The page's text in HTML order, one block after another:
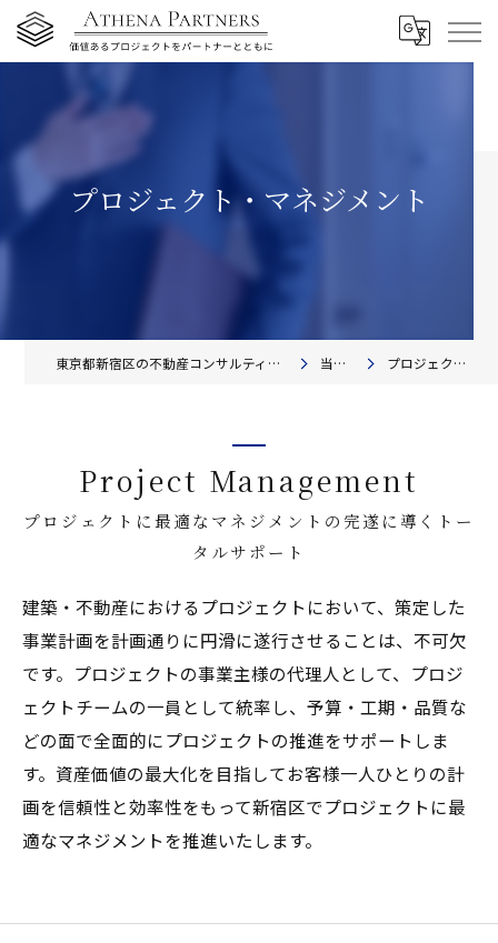
プロジェクト・マネジメント
東京都新宿区の不動産コンサルティングならアテナ・パートナーズ株式会社 当社の特徴 プロジェクト・マネジメント
プロジェクトに最適なマネジメントの完遂に導くトー
タルサポート
Project Management
建築・不動産におけるプロジェクトにおいて、策定した
事業計画を計画通りに円滑に遂行させることは、不可欠
です。プロジェクトの事業主様の代理人として、プロジ
ェクトチームの一員として統率し、予算・工期・品質な
どの面で全面的にプロジェクトの推進をサポートしま
す。資産価値の最大化を目指してお客様一人ひとりの計
画を信頼性と効率性をもって新宿区でプロジェクトに最
適なマネジメントを推進いたします。